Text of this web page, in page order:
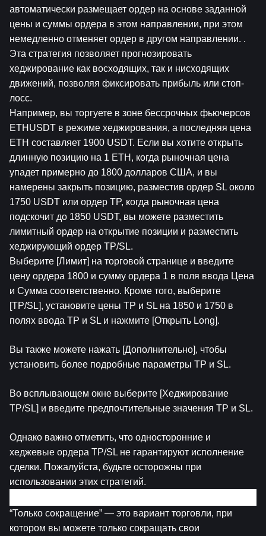
автоматически размещает ордер на основе заданной
цены и суммы ордера в этом направлении, при этом
немедленно отменяет ордер в другом направлении. .
Эта стратегия позволяет прогнозировать
хеджирование как восходящих, так и нисходящих
движений, позволяя фиксировать прибыль или стоп-
лосс.
Например, вы торгуете в зоне бессрочных фьючерсов
ETHUSDT в режиме хеджирования, а последняя цена
ETH составляет 1900 USDT. Если вы хотите открыть
длинную позицию на 1 ETH, когда рыночная цена
упадет примерно до 1800 долларов США, и вы
намерены закрыть позицию, разместив ордер SL около
1750 USDT или ордер TP, когда рыночная цена
подскочит до 1850 USDT, вы можете разместить
лимитный ордер на открытие позиции и разместить
хеджирующий ордер TP/SL.
Выберите [Лимит] на торговой странице и введите
цену ордера 1800 и сумму ордера 1 в поля ввода Цена
и Сумма соответственно. Кроме того, выберите
[TP/SL], установите цены TP и SL на 1850 и 1750 в
полях ввода TP и SL и нажмите [Открыть Long].
Вы также можете нажать [Дополнительно], чтобы
установить более подробные параметры TP и SL.
Во всплывающем окне выберите [Хеджирование
TP/SL] и введите предпочтительные значения TP и SL.
Однако важно отметить, что односторонние и
хеджевые ордера TP/SL не гарантируют исполнение
сделки. Пожалуйста, будьте осторожны при
использовании этих стратегий.
“Только cокращение” — это вариант торговли, при
котором вы можете только сокращать свои